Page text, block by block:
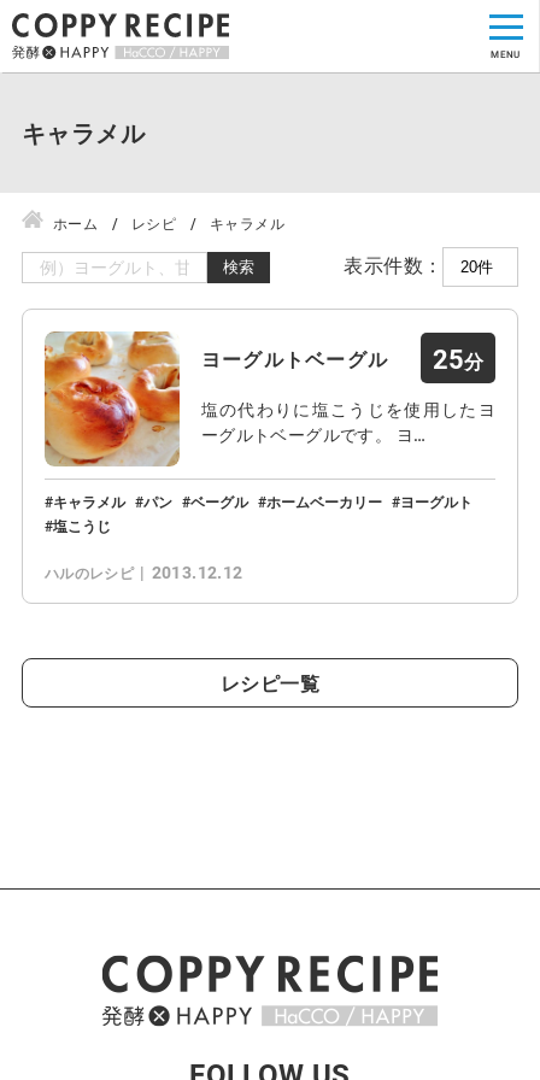
キャラメル
ホーム レシピ キャラメル
検索 表示件数：
ヨーグルトベーグル 25
塩の代わりに塩こうじを使用したヨ
ーグルトベーグルです。 ヨ…
キャラメル パン ベーグル ホームベーカリー
ヨーグルト
塩こうじ
ハルのレシピ 2013.12.12
レシピ一覧